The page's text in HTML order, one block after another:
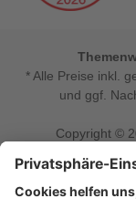
* Alle Preise inkl.
und ggf.
Copyright ©